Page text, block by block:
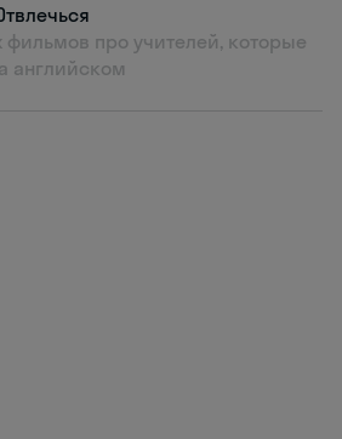
про учителей, которые
английском